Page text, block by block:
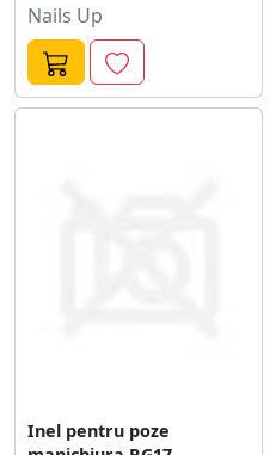
Nails Up
Inel pentru poze